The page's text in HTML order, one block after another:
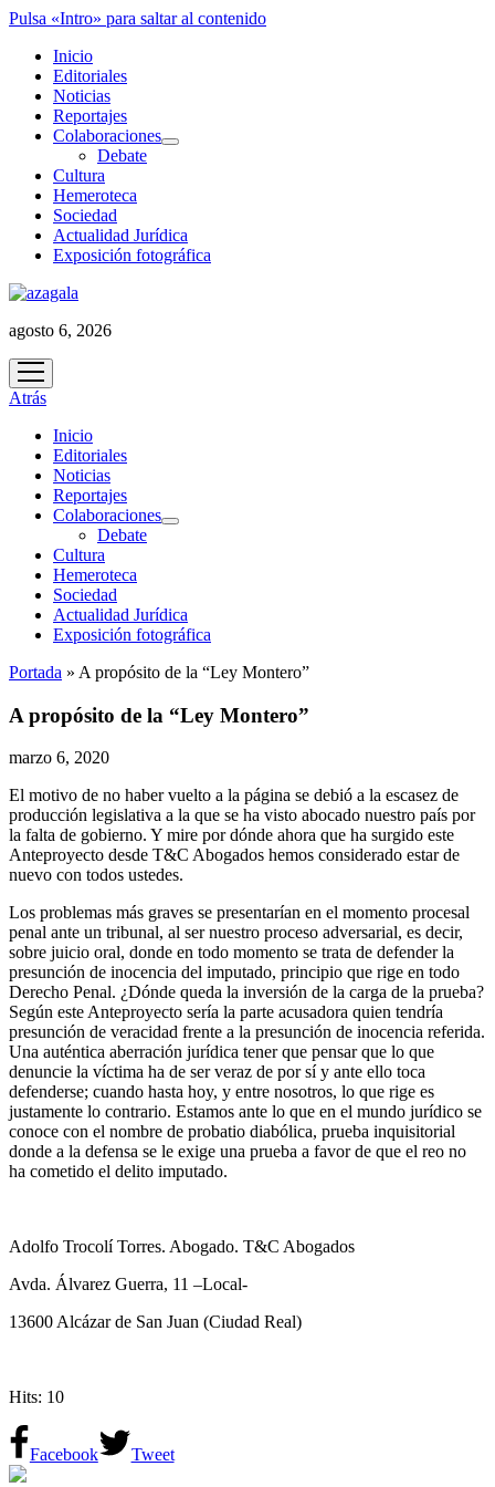
Pulsa «Intro» para saltar al contenido
Inicio
Editoriales
Noticias
Reportajes
Colaboraciones
abrir
Debate
Cultura
Hemeroteca
Sociedad
Actualidad Jurídica
Exposición fotográfica
agosto 6, 2026
abrir
menú
Atrás
Inicio
Editoriales
Noticias
Reportajes
Colaboraciones
abrir
Debate
Cultura
Hemeroteca
Sociedad
Actualidad Jurídica
Exposición fotográfica
Portada » A propósito de la “Ley Montero”
A propósito de la “Ley Montero”
marzo 6, 2020
El motivo de no haber vuelto a la página se debió a la escasez de
producción legislativa a la que se ha visto abocado nuestro país por
la falta de gobierno. Y mire por dónde ahora que ha surgido este
Anteproyecto desde T&C Abogados hemos considerado estar de
nuevo con todos ustedes.
Los problemas más graves se presentarían en el momento procesal
penal ante un tribunal, al ser nuestro proceso adversarial, es decir,
sobre juicio oral, donde en todo momento se trata de defender la
presunción de inocencia del imputado, principio que rige en todo
Derecho Penal. ¿Dónde queda la inversión de la carga de la prueba?
Según este Anteproyecto sería la parte acusadora quien tendría
presunción de veracidad frente a la presunción de inocencia referida.
Una auténtica aberración jurídica tener que pensar que lo que
denuncie la víctima ha de ser veraz de por sí y ante ello toca
defenderse; cuando hasta hoy, y entre nosotros, lo que rige es
justamente lo contrario. Estamos ante lo que en el mundo jurídico se
conoce con el nombre de probatio diabólica, prueba inquisitorial
donde a la defensa se le exige una prueba a favor de que el reo no
ha cometido el delito imputado.
Adolfo Trocolí Torres. Abogado. T&C Abogados
Avda. Álvarez Guerra, 11 –Local-
13600 Alcázar de San Juan (Ciudad Real)
Hits: 10
Facebook
Tweet
azagala